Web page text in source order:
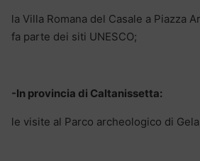
la Villa Romana del Casale a Piazza
fa parte dei siti UNESCO;
-In provincia di Caltanissetta:
le visite al Parco archeologico di